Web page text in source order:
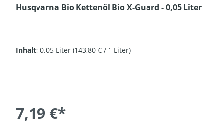
Husqvarna Bio Kettenöl Bio X-Guard - 0,05 Liter
Inhalt: 0.05 Liter (143,80 € / 1 Liter)
7,19 €*